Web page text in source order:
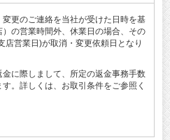
更のご連絡を当社が受けた日時を基
の営業時間外、休業日の場合、その
店営業日)が取消・変更依頼日となり
に際しまして、所定の返金事務手数
。詳しくは、お取引条件をご参照く